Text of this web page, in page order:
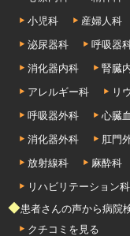
小児科
産婦人科
泌尿器科
呼吸器
消化器内科
腎臓
アレルギー科
リ
呼吸器外科
心臓
消化器外科
肛門
放射線科
麻酔科
リハビリテーション科
◆患者さんの声から病院
クチコミを見る